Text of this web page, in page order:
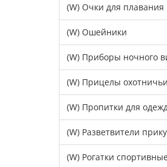
(W) Очки для плавания
(W) Ошейники
(W) Приборы ночного
(W) Прицелы охотничьи
(W) Пропитки для
(W) Разветвители
(W) Рогатки